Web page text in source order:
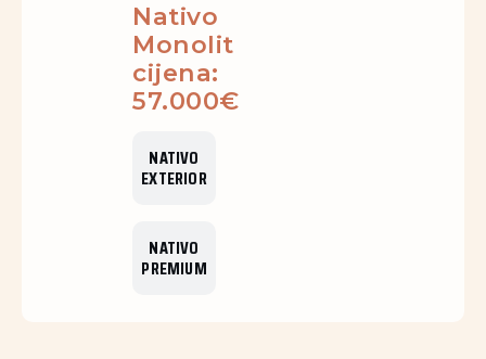
NATIVO
EXTERIOR
NATIVO
PREMIUM
Nativo
Monolit
cijena:
57.000€